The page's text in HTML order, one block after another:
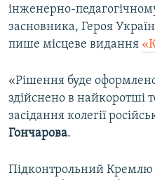
інженерно-
засновника, Героя
пише місцеве видання
«Рішення буде
здійснено в найкоротші
засідання колегії
Гончарова.
Підконтрольний Кремлю